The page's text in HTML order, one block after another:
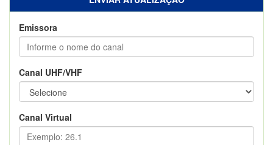
Emissora
Canal UHF/VHF
Canal Virtual